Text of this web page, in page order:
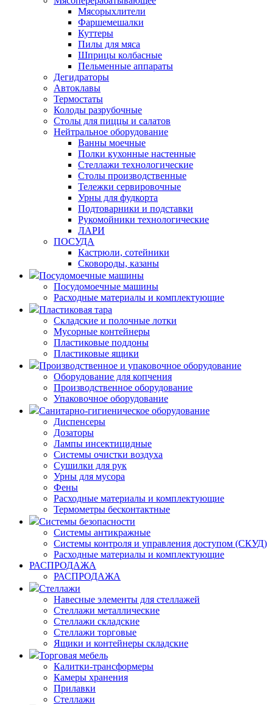
Мясорыхлители
Фаршемешалки
Куттеры
Пилы для мяса
Шприцы колбасные
Пельменные аппараты
Дегидраторы
Автоклавы
Термостаты
Колоды разрубочные
Столы для пиццы и салатов
Нейтральное оборудование
Ванны моечные
Полки кухонные настенные
Стеллажи технологические
Столы производственные
Тележки сервировочные
Урны для фудкорта
Подтоварники и подставки
Рукомойники технологические
ЛАРИ
ПОСУДА
Кастрюли, сотейники
Сковороды, казаны
Посудомоечные машины
Посудомоечные машины
Расходные материалы и комплектующие
Пластиковая тара
Складские и полочные лотки
Мусорные контейнеры
Пластиковые поддоны
Пластиковые ящики
Производственное и упаковочное оборудование
Оборудование для копчения
Производственное оборудование
Упаковочное оборудование
Санитарно-гигиеническое оборудование
Диспенсеры
Дозаторы
Лампы инсектицидные
Системы очистки воздуха
Сушилки для рук
Урны для мусора
Фены
Расходные материалы и комплектующие
Термометры бесконтактные
Системы безопасности
Системы антикражные
Системы контроля и управления доступом (СКУД)
Расходные материалы и комплектующие
РАСПРОДАЖА
РАСПРОДАЖА
Стеллажи
Навесные элементы для стеллажей
Стеллажи металлические
Стеллажи складские
Стеллажи торговые
Ящики и контейнеры складские
Торговая мебель
Калитки-трансформеры
Камеры хранения
Прилавки
Стеллажи